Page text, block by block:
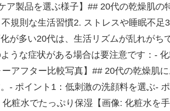
ア製品を選ぶ様子】## 20代の乾燥肌
規則な生活習慣2. ストレスや睡眠不
が多い20代は、生活リズムが乱れが
うな症状がある場合は要注意です：-
アフター比較写真】## 20代の乾燥肌
- ポイント1：低刺激の洗顔料を選ぶ-
粧水でたっぷり保湿【画像: 化粧水を